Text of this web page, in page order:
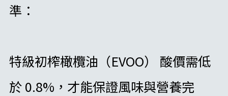
準：
特級初榨橄欖油（EVOO） 酸價需低
於 0.8%，才能保證風味與營養完